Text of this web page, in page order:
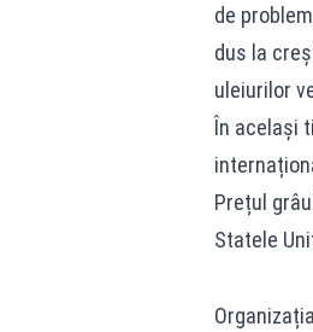
de
dus la
uleiurilor
În același
Prețul
Statele